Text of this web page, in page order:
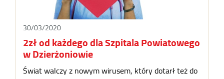
30/03/2020
2zł od każdego dla Szpitala Powiatowego
w Dzierżoniowie
Świat walczy z nowym wirusem, który dotarł też do